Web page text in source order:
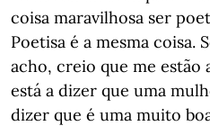
coisa maravilhosa ser
Poetisa é a mesma coisa.
acho, creio que me estão
está a dizer que uma
dizer que é uma muito